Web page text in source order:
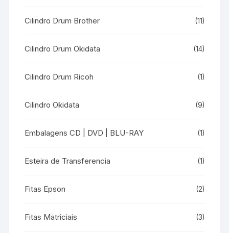
Cilindro Drum Brother (11)
Cilindro Drum Okidata (14)
Cilindro Drum Ricoh (1)
Cilindro Okidata (9)
Embalagens CD | DVD | BLU-RAY (1)
Esteira de Transferencia (1)
Fitas Epson (2)
Fitas Matriciais (3)